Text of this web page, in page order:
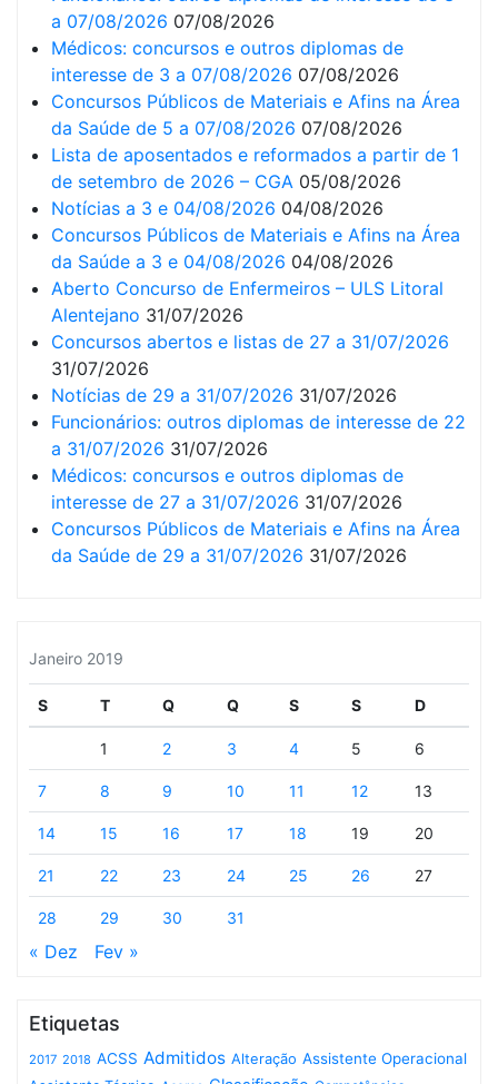
a 07/08/2026 07/08/2026
Médicos: concursos e outros diplomas de
interesse de 3 a 07/08/2026 07/08/2026
Concursos Públicos de Materiais e Afins na Área
da Saúde de 5 a 07/08/2026 07/08/2026
Lista de aposentados e reformados a partir de 1
de setembro de 2026 – CGA 05/08/2026
Notícias a 3 e 04/08/2026 04/08/2026
Concursos Públicos de Materiais e Afins na Área
da Saúde a 3 e 04/08/2026 04/08/2026
Aberto Concurso de Enfermeiros – ULS Litoral
Alentejano 31/07/2026
Concursos abertos e listas de 27 a 31/07/2026
31/07/2026
Notícias de 29 a 31/07/2026 31/07/2026
Funcionários: outros diplomas de interesse de 22
a 31/07/2026 31/07/2026
Médicos: concursos e outros diplomas de
interesse de 27 a 31/07/2026 31/07/2026
Concursos Públicos de Materiais e Afins na Área
da Saúde de 29 a 31/07/2026 31/07/2026
Janeiro 2019
S T Q Q S S D
1 2 3 4 5 6
7 8 9 10 11 12 13
14 15 16 17 18 19 20
21 22 23 24 25 26 27
28 29 30 31
« Dez Fev »
Etiquetas
2017 2018 ACSS Admitidos Alteração Assistente Operacional